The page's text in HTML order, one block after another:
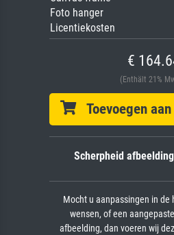
Foto hanger
Licentiekosten
€
(Enthält 21%
Toevoegen aan
Scherpheid
Mocht u aanpassingen in de
wensen, of een
afbeelding, dan voeren wij